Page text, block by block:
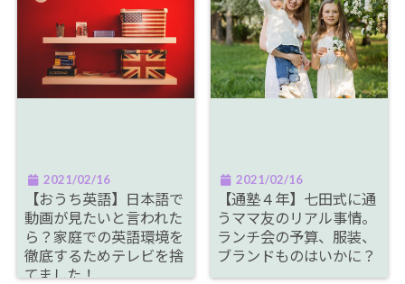
2021/02/16
【おうち英語】日本語で
動画が見たいと言われた
ら？家庭での英語環境を
徹底するためテレビを捨
てました！
2021/02/16
【通塾４年】七田式に通
うママ友のリアル事情。
ランチ会の予算、服装、
ブランドものはいかに？